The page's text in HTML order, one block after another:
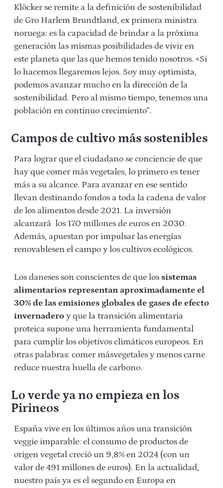
Klöcker se remite a la definición de sostenibilidad
de Gro Harlem Brundtland, ex primera ministra
noruega: es la capacidad de brindar a la próxima
generación las mismas posibilidades de vivir en
este planeta que las que hemos tenido nosotros. «Si
lo hacemos llegaremos lejos. Soy muy optimista,
podemos avanzar mucho en la dirección de la
sostenibilidad. Pero al mismo tiempo, tenemos una
población en continuo crecimiento”.
Campos de cultivo más sostenibles
Para lograr que el ciudadano se conciencie de que
hay que comer más vegetales, lo primero es tener
más a su alcance. Para avanzar en ese sentido
llevan destinando fondos a toda la cadena de valor
de los alimentos desde 2021. La inversión
alcanzará los 170 millones de euros en 2030.
Además, apuestan por impulsar las energías
renovablesen el campo y los cultivos ecológicos.
Los daneses son conscientes de que los sistemas
alimentarios representan aproximadamente el
30% de las emisiones globales de gases de efecto
invernadero y que la transición alimentaria
proteica supone una herramienta fundamental
para cumplir los objetivos climáticos europeos. En
otras palabras: comer másvegetales y menos carne
reduce nuestra huella de carbono.
Lo verde ya no empieza en los
Pirineos
España vive en los últimos años una transición
veggie imparable: el consumo de productos de
origen vegetal creció un 9,8% en 2024 (con un
valor de 491 millones de euros). En la actualidad,
nuestro país ya es el segundo en Europa en